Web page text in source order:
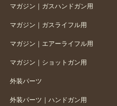
マガジン｜ガスハンドガン用
マガジン｜ガスライフル用
マガジン｜エアーライフル用
マガジン｜ショットガン用
外装パーツ
外装パーツ｜ハンドガン用